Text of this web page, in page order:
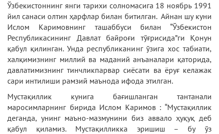
Ўзбекистоннинг янги тарихи солномасига 18 ноябрь 1991
йил санаси олтин ҳарфлар билан битилган. Айнан шу куни
Ислом Каримовнинг ташаббуси билан “Ўзбекистон
Республикасининг Давлат байроғи тўғрисида”ги Қонун
қабул қилинган. Унда республиканинг ўзига хос табиати,
халқимизнинг миллий ва маданий анъаналари қаторида,
давлатимизнинг тинчликпарвар сиёсати ва ёруғ келажак
сари интилиши рамзий маънода ифода этилган.
Мустақиллик кунига бағишланган тантанали
маросимларнинг бирида Ислом Каримов : “Мустақиллик
деганда, унинг маъно-мазмунини биз аввало ҳуқуқ деб
қабул қиламиз. Мустақилликка эришиш – бу ўз